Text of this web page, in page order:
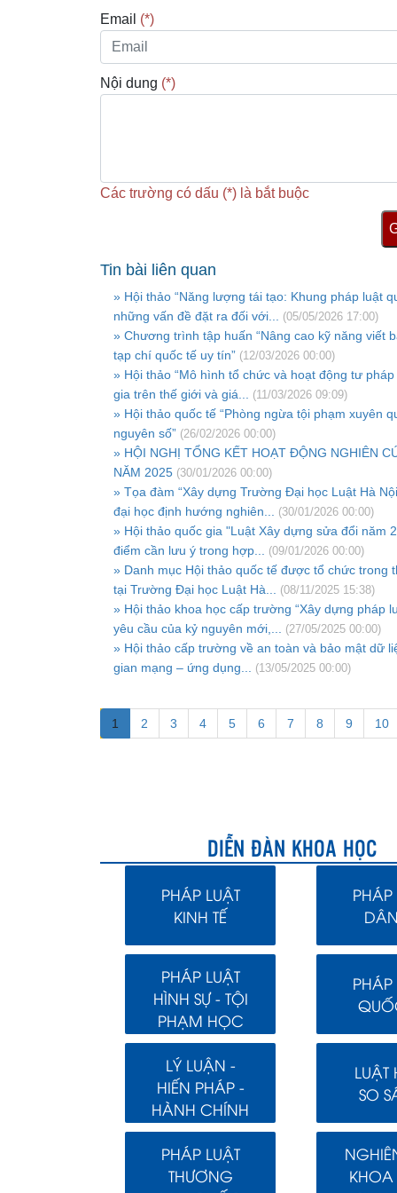
Email (*)
Nội dung (*)
Các trường có dấu (*) là bắt buộc
Tin bài liên quan
» Hội thảo “Năng lượng tái tạo: Khung pháp luật
những vấn đề đặt ra đối với...
(05/05/2026 17:00)
» Chương trình tập huấn “Nâng cao kỹ năng viết
tạp chí quốc tế uy tín” (12/03/2026 00:00)
» Hội thảo “Mô hình tổ chức và hoạt động tư
gia trên thế giới và giá...
(11/03/2026 09:09)
» Hội thảo quốc tế “Phòng ngừa tội phạm xuyên
nguyên số” (26/02/2026 00:00)
» HỘI NGHỊ TỔNG KẾT HOẠT ĐỘNG NGHIÊN
NĂM 2025 (30/01/2026 00:00)
» Tọa đàm “Xây dựng Trường Đại học Luật Hà
đại học định hướng nghiên...
(30/01/2026 00:00)
» Hội thảo quốc gia "Luật Xây dựng sửa đổi năm
điểm cần lưu ý trong hợp...
(09/01/2026 00:00)
» Danh mục Hội thảo quốc tế được tổ chức trong
tại Trường Đại học Luật Hà...
(08/11/2025 15:38)
» Hội thảo khoa học cấp trường “Xây dựng pháp
yêu cầu của kỷ nguyên mới,...
(27/05/2025 00:00)
» Hội thảo cấp trường về an toàn và bảo mật dữ
gian mạng – ứng dụng...
(13/05/2025 00:00)
1 2 3 4 5 6 7 8 9 10
DIỄN ĐÀN KHOA HỌC
PHÁP LUẬT
KINH TẾ
PHÁP
PHÁP LUẬT
HÌNH SỰ - TỘI
PHẠM HỌC
PHÁP
LÝ LUẬN -
HIẾN PHÁP -
HÀNH CHÍNH
LUẬT
SO
PHÁP LUẬT
THƯƠNG